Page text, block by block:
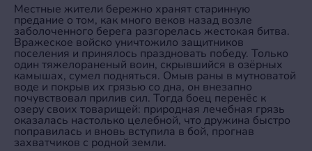
Местные жители бережно хранят старинную
предание о том, как много веков назад возле
заболоченного берега разгорелась жестокая битва.
Вражеское войско уничтожило защитников
поселения и принялось праздновать победу. Только
один тяжелораненый воин, скрывшийся в озёрных
камышах, сумел подняться. Омыв раны в мутноватой
воде и покрыв их грязью со дна, он внезапно
почувствовал прилив сил. Тогда боец перенёс к
озеру своих товарищей: природная лечебная грязь
оказалась настолько целебной, что дружина быстро
поправилась и вновь вступила в бой, прогнав
захватчиков с родной земли.